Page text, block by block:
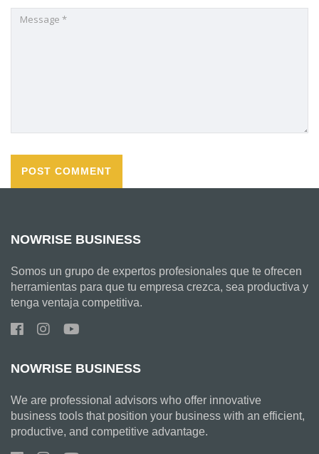
NOWRISE BUSINESS
Somos un grupo de expertos profesionales que te ofrecen
herramientas para que tu empresa crezca, sea productiva y
tenga ventaja competitiva.
NOWRISE BUSINESS
We are professional advisors who offer innovative
business tools that position your business with an efficient,
productive, and competitive advantage.